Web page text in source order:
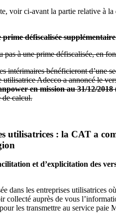
voir ci-avant la partie relative à
défiscalisée
à une prime défiscalisée, en
bénéficieront d’une
Adecco a annoncé le
en mission au 31/12/
de calcul.
utilisatrices : la CAT a
et d’explicitation des
dans les entreprises utilisatrices
auprès de vous
les transmettre au service paie